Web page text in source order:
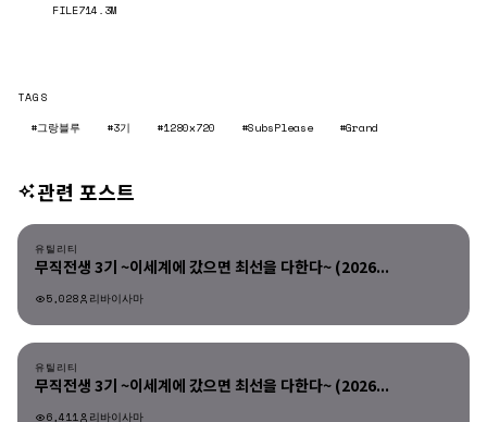
FILE714.3M
TAGS
#그랑블루
#3기 #1280x720 #SubsPlease #Grand
관련 포스트
유틸리티
유틸리티
무직전생 3기 ~이세계에 갔으면 최선을 다한다~ (2026...
5,028 리바이사마
유틸리티
유틸리티
무직전생 3기 ~이세계에 갔으면 최선을 다한다~ (2026...
6,411 리바이사마